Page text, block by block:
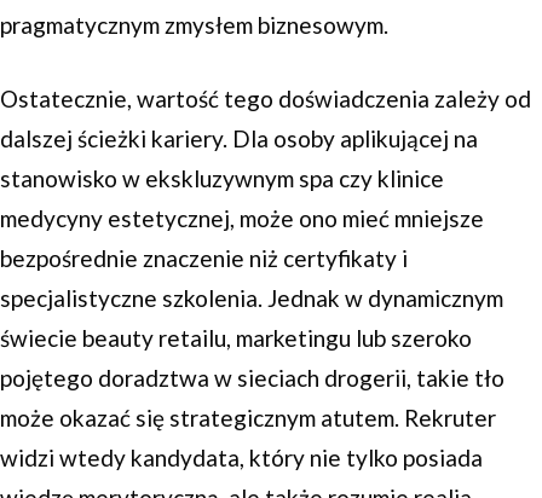
pragmatycznym zmysłem biznesowym.
Ostatecznie, wartość tego doświadczenia zależy od
dalszej ścieżki kariery. Dla osoby aplikującej na
stanowisko w ekskluzywnym spa czy klinice
medycyny estetycznej, może ono mieć mniejsze
bezpośrednie znaczenie niż certyfikaty i
specjalistyczne szkolenia. Jednak w dynamicznym
świecie beauty retailu, marketingu lub szeroko
pojętego doradztwa w sieciach drogerii, takie tło
może okazać się strategicznym atutem. Rekruter
widzi wtedy kandydata, który nie tylko posiada